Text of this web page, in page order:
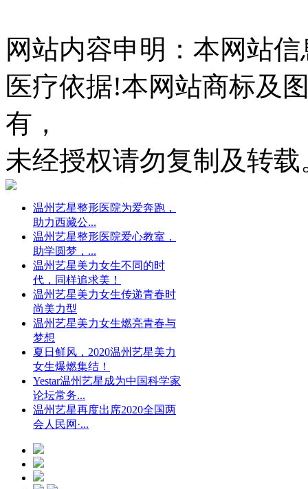
网站内容申明：本网站
医疗依据!本网站商标及
有，
未经授权请勿复制及转
温州艺星整形医院为爱奔跑，
助力西藏公...
温州艺星整形医院爱心教室，
助学圆梦，...
温州艺星美力女生不同的时
代，同样追求美！
温州艺星美力女生传递青春时
尚美力型
温州艺星美力女生燃亮青春与
梦想
夏日鲜风，2020温州艺星美力
女生爆燃集结！
Yestar温州艺星成为中国科学家
论坛常务...
温州艺星再度出席2020全国两
会人民网·...